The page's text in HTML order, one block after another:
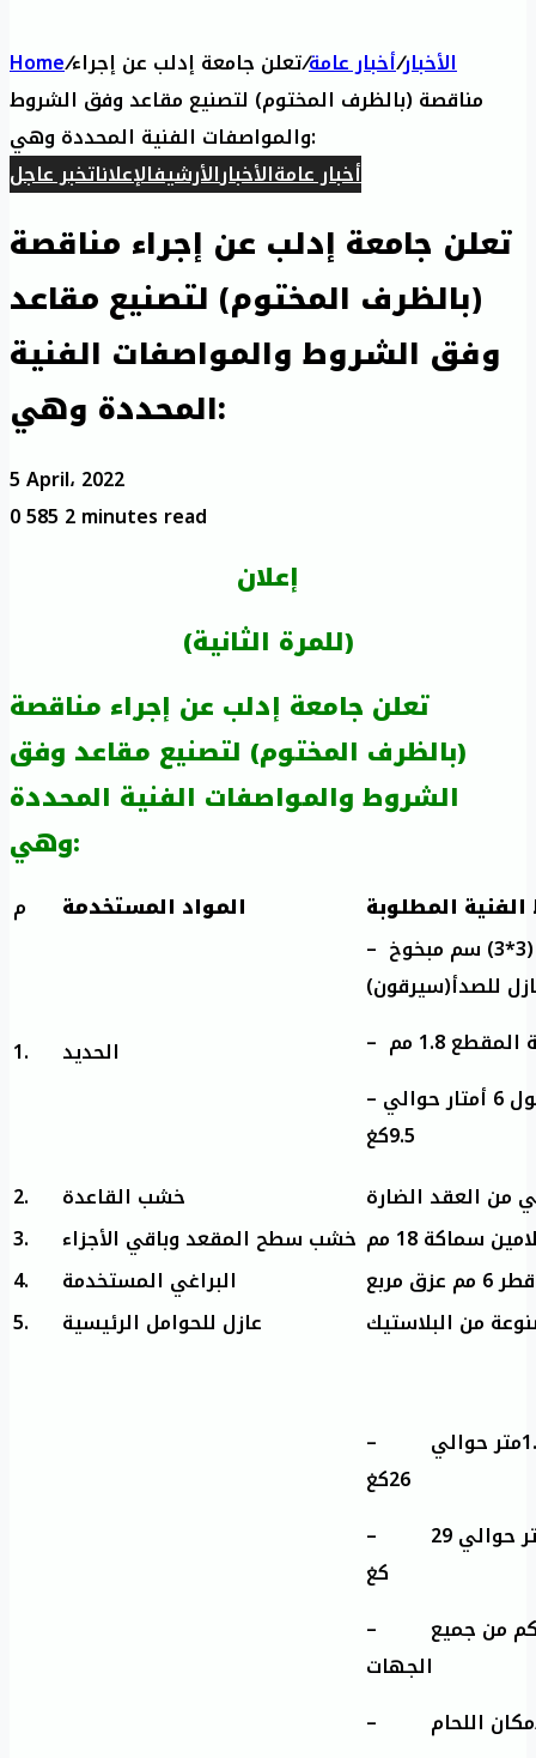
Home/ الأخبار/أخبار عامة/تعلن جامعة إدلب عن إجراء
مناقصة (بالظرف المختوم) لتصنيع مقاعد وفق الشروط
والمواصفات الفنية المحددة وهي:
أخبار عامةالأخبارالأرشيفالإعلاناتخبر عاجل
تعلن جامعة إدلب عن إجراء مناقصة
(بالظرف المختوم) لتصنيع مقاعد
وفق الشروط والمواصفات الفنية
المحددة وهي:
5 April، 2022
0585 2 minutes read
إعلان
(للمرة الثانية)
تعلن جامعة إدلب عن إجراء مناقصة
(بالظرف المختوم) لتصنيع مقاعد وفق
الشروط والمواصفات الفنية المحددة
وهي:
م المواد المستخدمة المطلوبة
1. الحديد
– حديد صناعي تيب ابعاد المقطع (3*3) سم مبخوخ
للصدأ(سيرقون)
1.8 مم
– الوزن التقريبي للقضيب الواحد طول 6 أمتار حوالي
9.5كغ
2.
خشب القاعدة
العقد الضارة
3.
خشب سطح المقعد وباقي الأجزاء
سماكة 18 مم
4.
البراغي المستخدمة
5.
عازل للحوامل الرئيسية
– الوزن التقريبي للمقعد طول 1.6متر حوالي
26كغ
– الوزن التقريبي للمقعد طول 2 متر حوالي 29
كغ
– يتم لحام نقاط الوصل بشكل محكم من جميع
الجهات